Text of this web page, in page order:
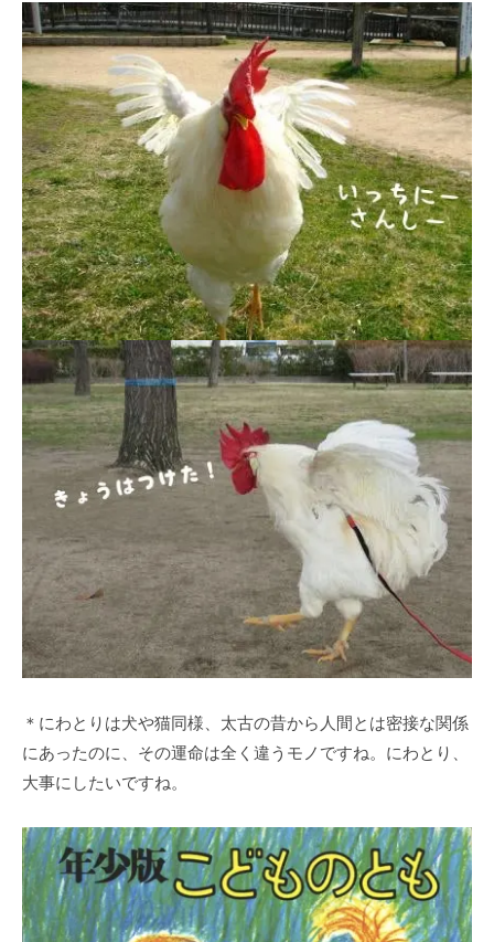
＊にわとりは犬や猫同様、太古の昔から人間とは密接な関係
にあったのに、その運命は全く違うモノですね。にわとり、
大事にしたいですね。